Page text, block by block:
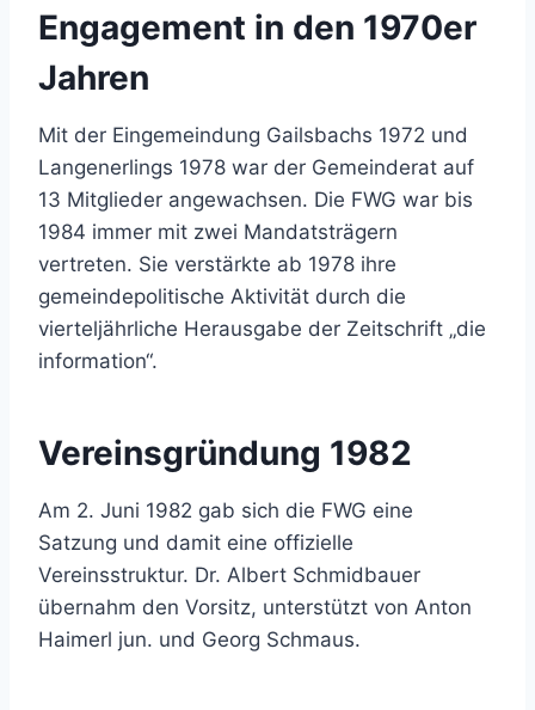
Engagement in den 1970er
Jahren
Mit der Eingemeindung Gailsbachs 1972 und
Langenerlings 1978 war der Gemeinderat auf
13 Mitglieder angewachsen. Die FWG war bis
1984 immer mit zwei Mandatsträgern
vertreten. Sie verstärkte ab 1978 ihre
gemeindepolitische Aktivität durch die
vierteljährliche Herausgabe der Zeitschrift „die
information“.
Vereinsgründung 1982
Am 2. Juni 1982 gab sich die FWG eine
Satzung und damit eine offizielle
Vereinsstruktur. Dr. Albert Schmidbauer
übernahm den Vorsitz, unterstützt von Anton
Haimerl jun. und Georg Schmaus.